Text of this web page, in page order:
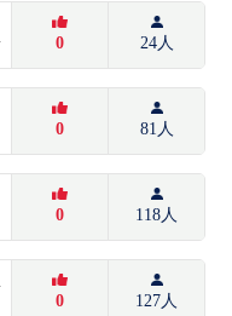
0 24人
0 81人
0 118人
0 127人